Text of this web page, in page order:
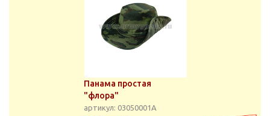
Панама простая
"флора"
артикул: 03050001А